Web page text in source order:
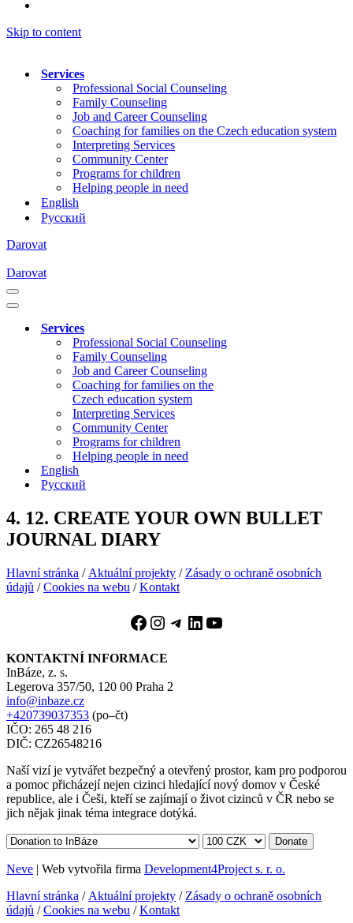
Skip to content
Services
Professional Social Counseling
Family Counseling
Job and Career Counseling
Coaching for families on the Czech education system
Interpreting Services
Community Center
Programs for children
Helping people in need
English
Русский
Darovat
Darovat
Navigation
Menu
Navigation
Services
Professional Social Counseling
Family Counseling
Job and Career Counseling
Coaching for families on the
Czech education system
Interpreting Services
Community Center
Programs for children
Helping people in need
English
Русский
4. 12. CREATE YOUR OWN BULLET
JOURNAL DIARY
Hlavní stránka / Aktuální projekty / Zásady o ochraně osobních
údajů /Cookies na webu /Kontakt
Facebook
Instagram
Telegram
LinkedIn
YouTube
KONTAKTNÍ INFORMACE
InBáze, z. s.
Legerova 357/50, 120 00 Praha 2
info@inbaze.cz
+420739037353 (po–čt)
IČO: 265 48 216
DIČ: CZ26548216
Naší vizí je vytvářet bezpečný a otevřený prostor, kam pro podporou
a pomoc přicházejí nejen cizinci hledající nový domov v České
republice, ale i Češi, kteří se zajímají o život cizinců v ČR nebo se
jich nějak jinak téma integrace dotýká.
Donate
Neve | Web vytvořila firma Development4Project s. r. o.
Hlavní stránka / Aktuální projekty / Zásady o ochraně osobních
údajů /Cookies na webu /Kontakt